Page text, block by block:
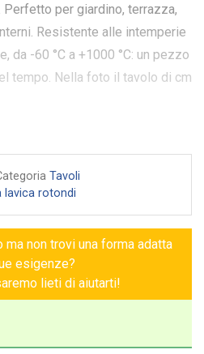
Perfetto per giardino, terrazza,
Resistente alle intemperie
da -60 °C a +1000 °C: un pezzo
tempo. Nella foto il tavolo di cm
che gioca con i contrasti,
e blu, arricchito da un bordo
Le greche decorative, con
foglie e fiori, creano una
conferendo al tavolo un
è realizzato con maestria,
Tavoli
lavica rotondi
non trovi una forma adatta
esigenze?
lieti di aiutarti!